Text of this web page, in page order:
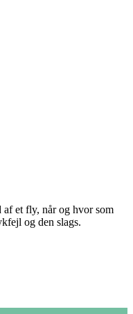
et fly, når og hvor som
og den slags.